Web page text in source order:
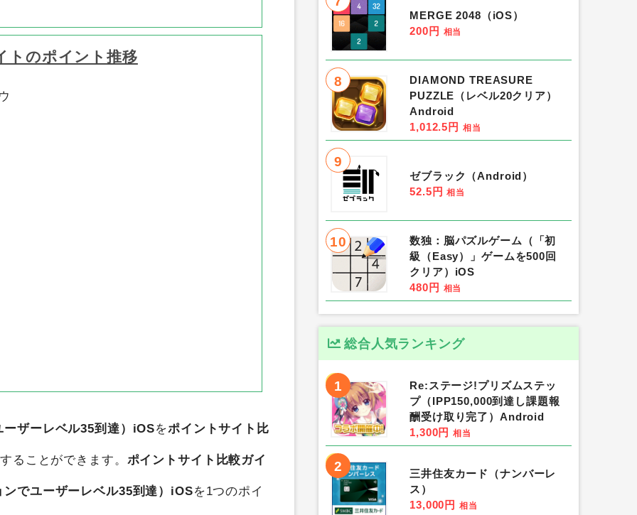
トのポイント推移
ザーレベル35到達）iOSをポイントサイト比
ることができます。 ポイントサイト比較ガイ
でユーザーレベル35到達）iOSを1つのポイ
MERGE 2048（iOS）
200円 相当
8
DIAMOND TREASURE
PUZZLE（レベル20クリア）
Android
1,012.5円 相当
9
ゼブラック（Android）
52.5円 相当
10
数独：脳パズルゲーム（「初
級（Easy）」ゲームを500回
クリア）iOS
480円 相当
総合人気ランキング
1
Re:ステージ!プリズムステッ
プ（IPP150,000到達し課題報
酬受け取り完了）Android
1,300円 相当
2
三井住友カード（ナンバーレ
ス）
13,000円 相当